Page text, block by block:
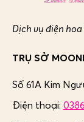
Dịch vụ điện
TRỤ SỞ
Số 61A Kim
Điện thoại: